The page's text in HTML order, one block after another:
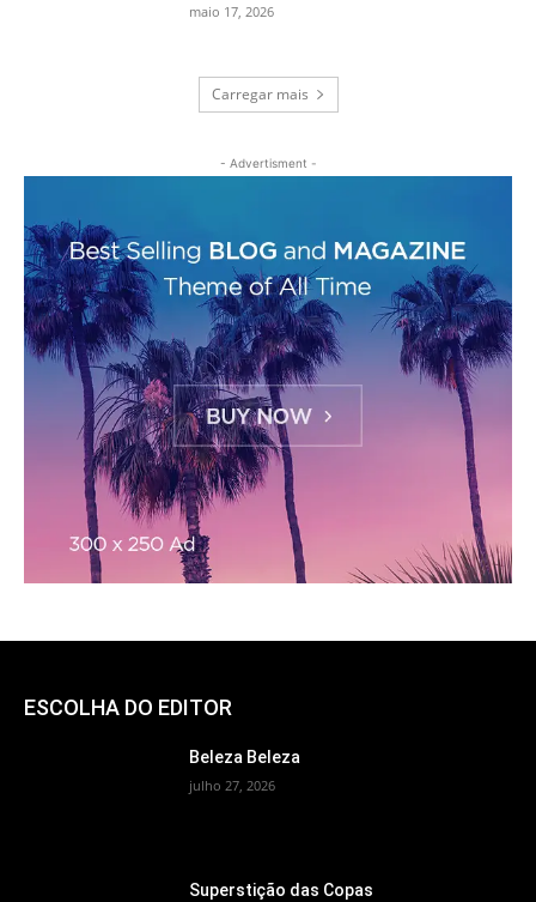
maio 17, 2026
Carregar mais
- Advertisment -
ESCOLHA DO EDITOR
Beleza Beleza
julho 27, 2026
Superstição das Copas